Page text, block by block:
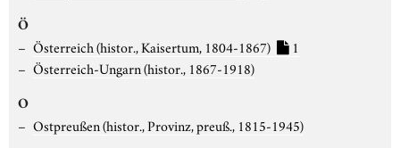
Ö
Österreich (histor., Kaisertum, 1804-1867)
1
Österreich-Ungarn (histor., 1867-1918)
O
Ostpreußen (histor., Provinz, preuß., 1815-1945)